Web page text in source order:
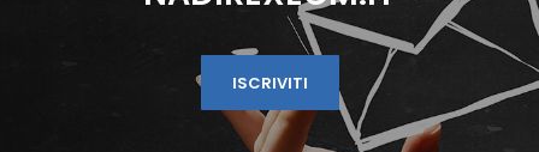
ISCRIVITI